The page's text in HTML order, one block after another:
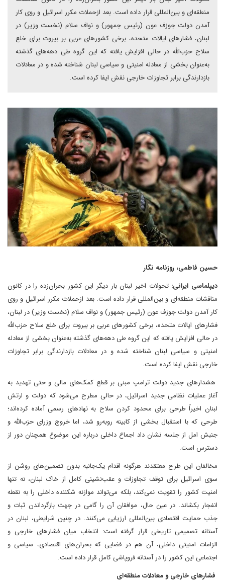
منطقه‌ای و بین‌المللی قرار داده است. بعد ازحملات مکرر اسرائیل و روی کار
آمدن دولت جوزف عون (رئیس جمهور) و نواف سلام (نخست وزیر) در
لبنان، فشارهای ایالات متحده، برخی کشورهای عربی بر بیروت برای خلع
سلاح حزب‌الله در حالی افزایش یافته که این گروه طی دهه‌های گذشته
به‌عنوان بخشی از معادله امنیتی و سیاسی لبنان شناخته شده و در معادلات
بازدارندگی برابر تجاوزات خارجی نقش ایفا کرده است.
حسین فاطمی، روزنامه نگار
دیپلماسی ایرانی: تحولات اخیر لبنان بار دیگر این کشور بحران‌زده را در کانون
مناقشات منطقه‌ای و بین‌المللی قرار داده است. بعد ازحملات مکرر اسرائیل و روی
کار آمدن دولت جوزف عون (رئیس جمهور) و نواف سلام (نخست وزیر) در لبنان،
فشارهای ایالات متحده، برخی کشورهای عربی بر بیروت برای خلع سلاح حزب‌الله
در حالی افزایش یافته که این گروه طی دهه‌های گذشته به‌عنوان بخشی از معادله
امنیتی و سیاسی لبنان شناخته شده و در معادلات بازدارندگی برابر تجاوزات
خارجی نقش ایفا کرده است.
هشدارهای جدید دولت ترامپ مبنی بر قطع کمک‌های مالی و حتی تهدید به
آغاز عملیات نظامی جدید اسرائیل، در حالی مطرح می‌شود که دولت و ارتش
لبنان اخیراً طرحی برای محدود کردن سلاح به نهادهای رسمی آماده کرده‌اند؛
طرحی که با استقبال بخشی از کابینه روبه‌رو شد، اما خروج وزرای حزب‌الله و
جنبش امل از جلسه نشان داد اجماع داخلی درباره این موضوع همچنان دور از
دسترس است.
مخالفان این طرح معتقدند هرگونه اقدام یک‌جانبه بدون تضمین‌های روشن از
سوی اسرائیل برای توقف تجاوزات و عقب‌نشینی کامل از خاک لبنان، نه تنها
امنیت کشور را تقویت نمی‌کند، بلکه می‌تواند موازنه شکننده داخلی را به نقطه
انفجار بکشاند. در عین حال، موافقان آن را گامی در جهت بازگرداندن ثبات و
جذب حمایت اقتصادی بین‌المللی ارزیابی می‌کنند. در چنین شرایطی، لبنان در
آستانه تصمیمی تاریخی قرار گرفته است: انتخاب میان فشارهای خارجی و
الزامات امنیتی داخلی، آن هم در فضایی که بحران‌های اقتصادی، سیاسی و
اجتماعی این کشور را در آستانه فروپاشی کامل قرار داده است.
فشارهای خارجی و معادلات منطقه‌ای